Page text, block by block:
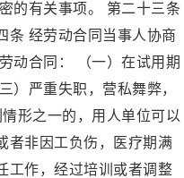
的有关事项。 第二十三条
条 经劳动合同当事人协商
动合同： （一）在试用期
）严重失职，营私舞弊，
形之一的，用人单位可以
者非因工负伤，医疗期满
工作，经过培训或者调整